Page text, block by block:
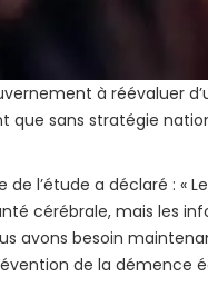
à réévaluer
sans stratégie
l’étude a déclaré : «
cérébrale, mais les
avons besoin
de la démence